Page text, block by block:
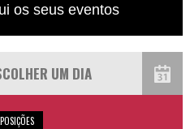
os seus eventos